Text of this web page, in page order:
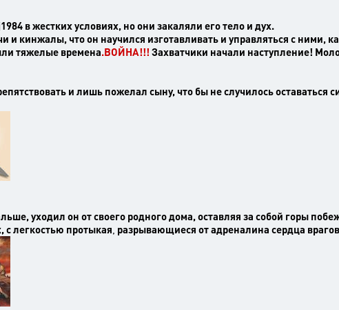
в жестких условиях, но они закаляли его тело и дух.
и кинжалы, что он научился изготавливать и управляться с ними,
тяжелые времена.ВОЙНА!!! Захватчики начали наступление!
и лишь пожелал сыну, что бы не случилось
уходил он от своего родного дома, оставляя за собой горы
с легкостью протыкая, разрывающиеся от адреналина сердца